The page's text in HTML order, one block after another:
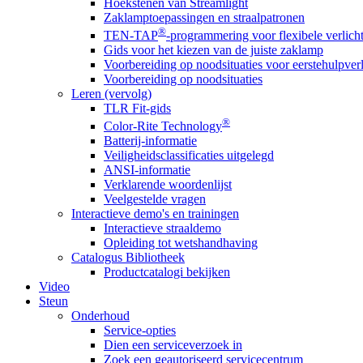
Zaklamptoepassingen en straalpatronen
TEN-TAP®-programmering voor flexibele
Gids voor het kiezen van de juiste zaklamp
Voorbereiding op noodsituaties voor
Voorbereiding op noodsituaties
Leren (vervolg)
TLR Fit-gids
Color-Rite Technology®
Batterij-informatie
Veiligheidsclassificaties uitgelegd
ANSI-informatie
Verklarende woordenlijst
Veelgestelde vragen
Interactieve demo's en trainingen
Interactieve straaldemo
Opleiding tot wetshandhaving
Catalogus Bibliotheek
Productcatalogi bekijken
Video
Steun
Onderhoud
Service-opties
Dien een serviceverzoek in
Zoek een geautoriseerd servicecentrum